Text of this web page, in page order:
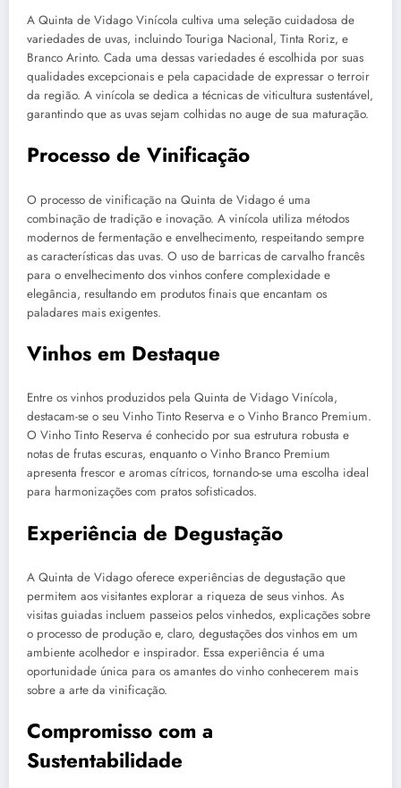
A Quinta de Vidago Vinícola cultiva uma seleção cuidadosa de
variedades de uvas, incluindo Touriga Nacional, Tinta Roriz, e
Branco Arinto. Cada uma dessas variedades é escolhida por suas
qualidades excepcionais e pela capacidade de expressar o terroir
da região. A vinícola se dedica a técnicas de viticultura sustentável,
garantindo que as uvas sejam colhidas no auge de sua maturação.
Processo de Vinificação
O processo de vinificação na Quinta de Vidago é uma
combinação de tradição e inovação. A vinícola utiliza métodos
modernos de fermentação e envelhecimento, respeitando sempre
as características das uvas. O uso de barricas de carvalho francês
para o envelhecimento dos vinhos confere complexidade e
elegância, resultando em produtos finais que encantam os
paladares mais exigentes.
Vinhos em Destaque
Entre os vinhos produzidos pela Quinta de Vidago Vinícola,
destacam-se o seu Vinho Tinto Reserva e o Vinho Branco Premium.
O Vinho Tinto Reserva é conhecido por sua estrutura robusta e
notas de frutas escuras, enquanto o Vinho Branco Premium
apresenta frescor e aromas cítricos, tornando-se uma escolha ideal
para harmonizações com pratos sofisticados.
Experiência de Degustação
A Quinta de Vidago oferece experiências de degustação que
permitem aos visitantes explorar a riqueza de seus vinhos. As
visitas guiadas incluem passeios pelos vinhedos, explicações sobre
o processo de produção e, claro, degustações dos vinhos em um
ambiente acolhedor e inspirador. Essa experiência é uma
oportunidade única para os amantes do vinho conhecerem mais
sobre a arte da vinificação.
Compromisso com a
Sustentabilidade